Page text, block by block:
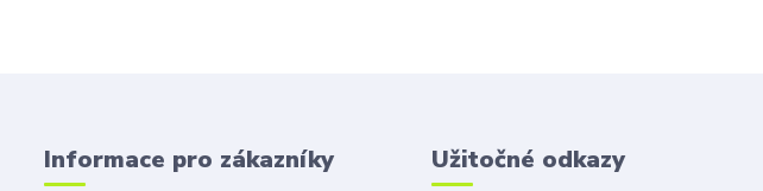
Informace pro zákazníky Užitočné odkazy